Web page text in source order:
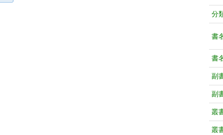
分
書
書
副
副
叢
叢